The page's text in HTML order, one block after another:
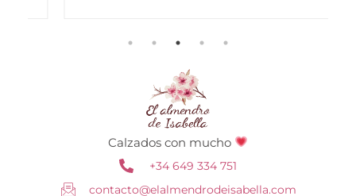
Calzados con mucho
+34 649 334 751
contacto@elalmendrodeisabella.com